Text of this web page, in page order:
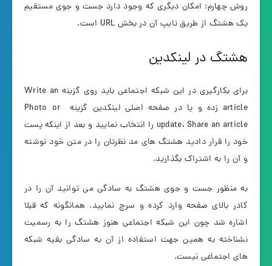
روش چهارم: امکان دیگری که وجود دارد جست و جوی مستقیم
یک هشتگ از طریق تایپ آن در بخش URL است.
هشتگ در لینکدین
برای بکارگیری در این شبکه اجتماعی باید روی گزینه Write an
article زده و یا در صفحه اصلی لینکدین گزینه Photo or
update، Share an article را انتخاب نمایید و بعد از اینکه پست
خود را قرار دادید هشتگ های مد نظرتان را در متن خود نوشته
و آن را به اشتراک بگذارید.
به منظور جست و جوی هشتگ به سادگی می توانید آن را در
کادر بالای صفحه وارد کرده و سرچ نمایید. همانگونه که قبلا
اشاره شد چون این شبکه اجتماعی هنوز هشتگ را به رسمیت
نشناخته به همین جهت استفاده از آن به سادگی بقیه شبکه
های اجتماعی نیست.